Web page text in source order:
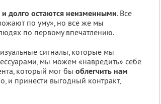
долго остаются неизменными. Все
по уму», но все же мы
по первому впечатлению.
сигналы, которые мы
мы можем «навредить» себе
который мог бы облегчить нам
и принести выгодный контракт,